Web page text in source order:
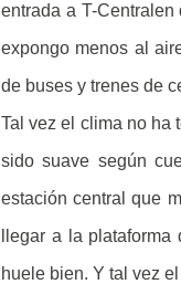
entrada a T-
expongo menos al
de buses y trenes de
Tal vez el clima no ha
sido suave según
estación central que
llegar a la
huele bien. Y tal vez